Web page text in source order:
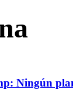
Ningún